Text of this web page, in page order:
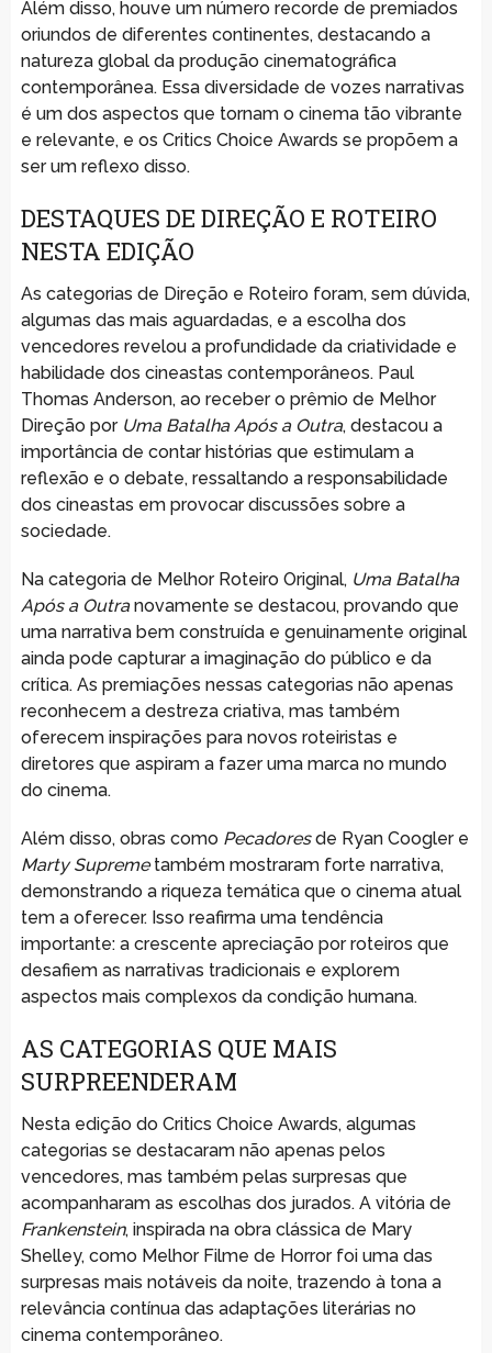
Além disso, houve um número recorde de premiados
oriundos de diferentes continentes, destacando a
natureza global da produção cinematográfica
contemporânea. Essa diversidade de vozes narrativas
é um dos aspectos que tornam o cinema tão vibrante
e relevante, e os Critics Choice Awards se propõem a
ser um reflexo disso.
DESTAQUES DE DIREÇÃO E ROTEIRO
NESTA EDIÇÃO
As categorias de Direção e Roteiro foram, sem dúvida,
algumas das mais aguardadas, e a escolha dos
vencedores revelou a profundidade da criatividade e
habilidade dos cineastas contemporâneos. Paul
Thomas Anderson, ao receber o prêmio de Melhor
Direção por Uma Batalha Após a Outra, destacou a
importância de contar histórias que estimulam a
reflexão e o debate, ressaltando a responsabilidade
dos cineastas em provocar discussões sobre a
sociedade.
Na categoria de Melhor Roteiro Original, Uma Batalha
Após a Outranovamente se destacou, provando que
uma narrativa bem construída e genuinamente original
ainda pode capturar a imaginação do público e da
crítica. As premiações nessas categorias não apenas
reconhecem a destreza criativa, mas também
oferecem inspirações para novos roteiristas e
diretores que aspiram a fazer uma marca no mundo
do cinema.
Além disso, obras como Pecadoresde Ryan Coogler e
Marty Supremetambém mostraram forte narrativa,
demonstrando a riqueza temática que o cinema atual
tem a oferecer. Isso reafirma uma tendência
importante: a crescente apreciação por roteiros que
desafiem as narrativas tradicionais e explorem
aspectos mais complexos da condição humana.
AS CATEGORIAS QUE MAIS
SURPREENDERAM
Nesta edição do Critics Choice Awards, algumas
categorias se destacaram não apenas pelos
vencedores, mas também pelas surpresas que
acompanharam as escolhas dos jurados. A vitória de
Frankenstein, inspirada na obra clássica de Mary
Shelley, como Melhor Filme de Horror foi uma das
surpresas mais notáveis da noite, trazendo à tona a
relevância contínua das adaptações literárias no
cinema contemporâneo.